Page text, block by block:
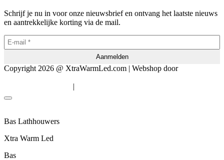
Schrijf je nu in voor onze nieuwsbrief en ontvang het laatste nieuws
en aantrekkelijke korting via de mail.
Copyright 2026 @ XtraWarmLed.com | Webshop door
|
Bas Lathhouwers
Xtra Warm Led
Bas